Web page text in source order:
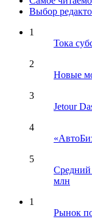
Выбор
1
Тока
2
Новые
3
Jetour
4
5
Средний
млн
1
Рынок